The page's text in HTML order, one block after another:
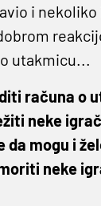
i
utakmicu...
računa o
neke
da mogu i
neke